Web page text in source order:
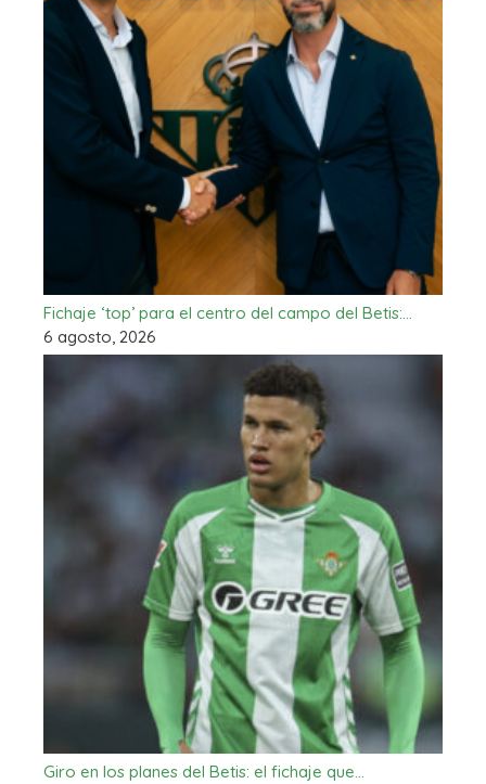
Fichaje ‘top’ para el centro del campo del Betis:…
6 agosto, 2026
Giro en los planes del Betis: el fichaje que…